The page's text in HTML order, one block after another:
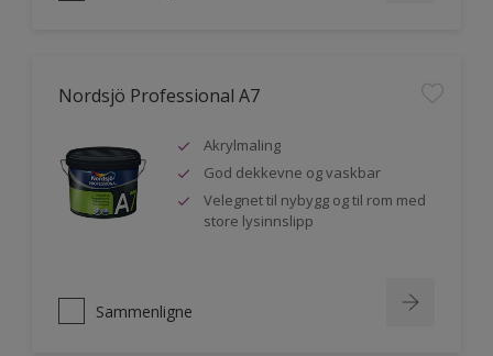
Nordsjö Professional A7
Akrylmaling
God dekkevne og vaskbar
Velegnet til nybygg og til rom med
store lysinnslipp
Sammenligne